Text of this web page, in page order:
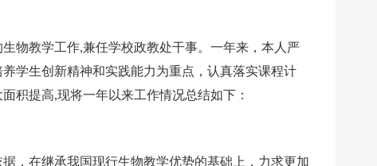
物教学工作,兼任学校政教处干事。一年来，本人严
学生创新精神和实践能力为重点，认真落实课程计
积提高,现将一年以来工作情况总结如下：
，在继承我国现行生物教学优势的基础上，力求更加